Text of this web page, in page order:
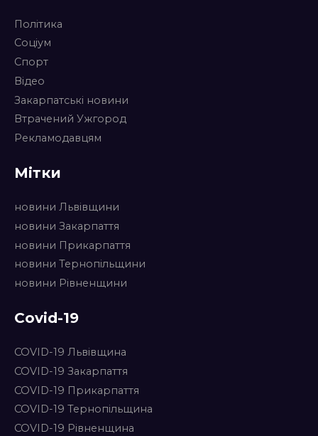
Політика
Соціум
Спорт
Відео
Закарпатські новини
Втрачений Ужгород
Рекламодавцям
Мітки
новини Львівщини
новини Закарпаття
новини Прикарпаття
новини Тернопільщини
новини Рівненщини
Covid-19
COVID-19 Львівщина
COVID-19 Закарпаття
COVID-19 Прикарпаття
COVID-19 Тернопільщина
COVID-19 Рівненщина